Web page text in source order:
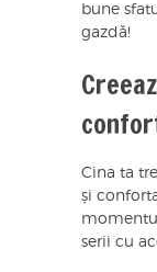
bune
gazdă!
Cina ta
și
serii cu